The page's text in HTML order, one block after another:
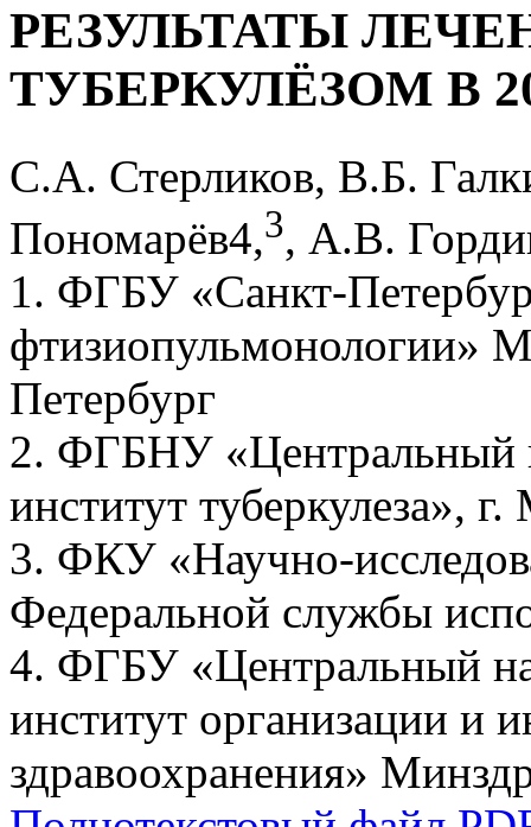
РЕЗУЛЬТАТЫ
ТУБЕРКУЛЁЗОМ В
С.А. Стерликов, В.Б.
Пономарёв4,3, А.В.
1. ФГБУ «Санкт-
фтизиопульмонологии»
Петербург
2. ФГБНУ «Центральный
институт туберкулеза»,
3. ФКУ «Научно-
Федеральной службы
4. ФГБУ «Центральный
институт организации и
здравоохранения»